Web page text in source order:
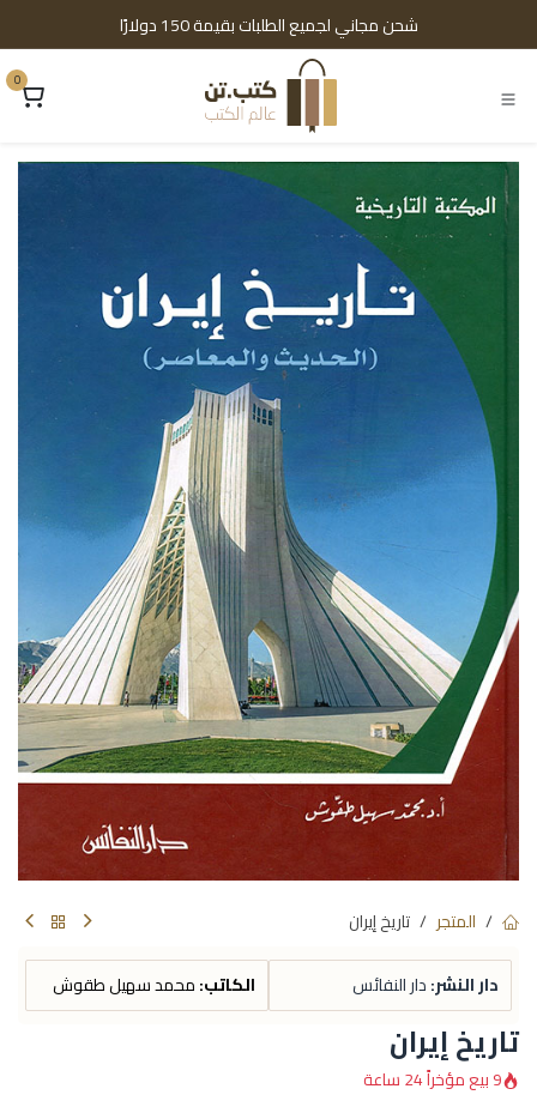
شحن مجاني لجميع الطلبات بقيمة 150 دولارًا
0
المتجر تاريخ إيران
دار النشر:دار النفائس الكاتب:محمد سهيل طقوش
تاريخ إيران
9 بيع مؤخراً 24 ساعة